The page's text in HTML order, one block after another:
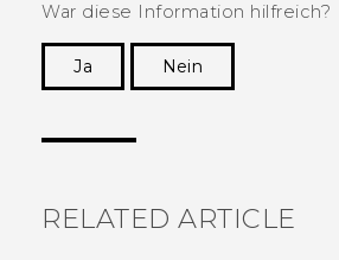
War diese Information hilfreich?
Ja
Nein
RELATED ARTICLE